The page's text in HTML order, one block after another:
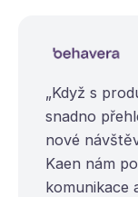
„Když s
snadno
nové
Kaen nám
komunikace